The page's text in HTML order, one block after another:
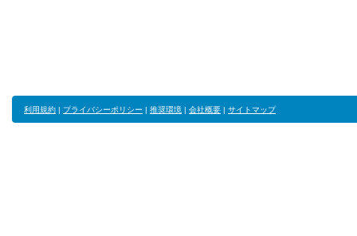
利用規約 | プライバシーポリシー | 推奨環境 | 会社概要 | サイトマップ